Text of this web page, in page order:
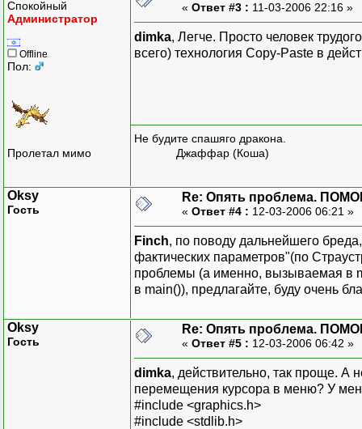
Спокойный
Администратор
Offline
Пол:
Пролетал мимо
« Ответ #3 : 11-03-2006 22:16 »
dimka, Легче. Просто человек
всего) технология Copy-Paste в
Не будите спашяго дракона.
Джаффар (Коша)
Oksy
Гость
Re: Опять проблема.
« Ответ #4 : 12-03-2006 06:21 »
Finch, по поводу дальнейшего
фактических параметров"(по
проблемы (а именно, вызываемая в
в main()), предлагайте, буду очень
Oksy
Гость
Re: Опять проблема.
« Ответ #5 : 12-03-2006 06:42 »
dimka, действительно, так проще.
перемещения курсора в меню? У
#include <graphics.h>
#include <stdlib.h>